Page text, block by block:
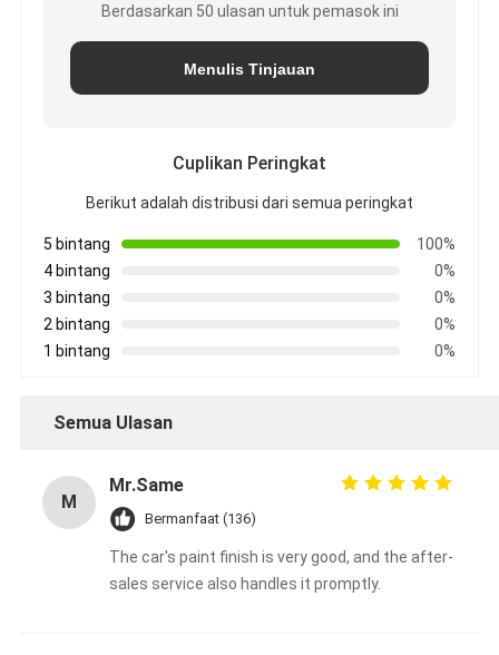
Berdasarkan 50 ulasan untuk pemasok ini
Menulis Tinjauan
Cuplikan Peringkat
Berikut adalah distribusi dari semua peringkat
5 bintang
100%
4 bintang
0%
3 bintang
0%
2 bintang
0%
1 bintang
0%
Semua Ulasan
M
Mr.Same
Bermanfaat (136)
The car's paint finish is very good, and the after-
sales service also handles it promptly.